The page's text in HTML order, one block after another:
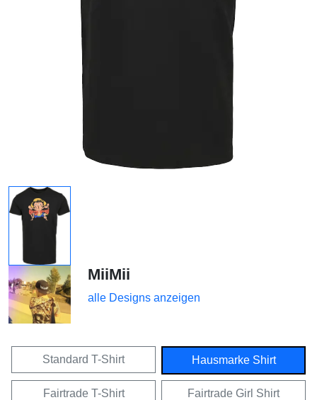
MiiMii
alle Designs anzeigen
Standard T-Shirt Hausmarke Shirt
Fairtrade T-Shirt Fairtrade Girl Shirt